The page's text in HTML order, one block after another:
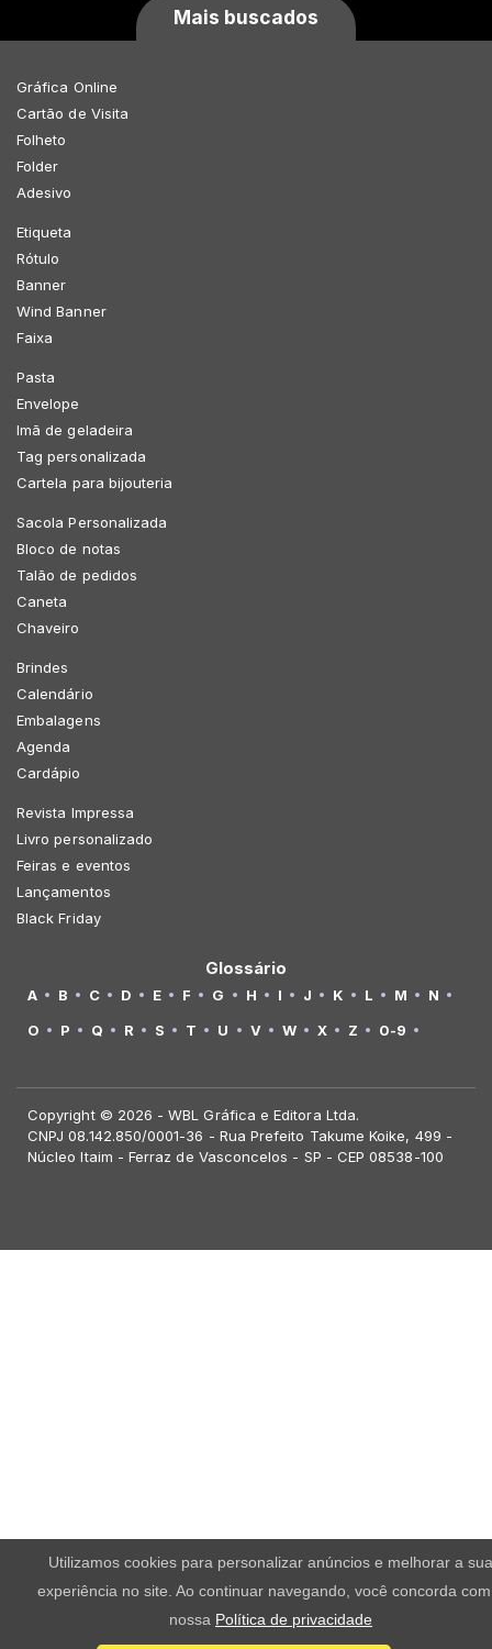
Mais buscados
Gráfica Online
Cartão de Visita
Folheto
Folder
Adesivo
Etiqueta
Rótulo
Banner
Wind Banner
Faixa
Pasta
Envelope
Imã de geladeira
Tag personalizada
Cartela para bijouteria
Sacola Personalizada
Bloco de notas
Talão de pedidos
Caneta
Chaveiro
Brindes
Calendário
Embalagens
Agenda
Cardápio
Revista Impressa
Livro personalizado
Feiras e eventos
Lançamentos
Black Friday
Glossário
A B C D E F G H I J K L M
N
O
P Q R S T U V W X Z 0-9
Copyright © 2026 - WBL Gráfica e Editora Ltda.
CNPJ 08.142.850/0001-36 - Rua Prefeito Takume Koike, 499 -
Núcleo Itaim - Ferraz de Vasconcelos - SP - CEP 08538-100
Utilizamos cookies para personalizar anúncios e melhorar a sua
experiência no site. Ao continuar navegando, você concorda
nossa Política de privacidade